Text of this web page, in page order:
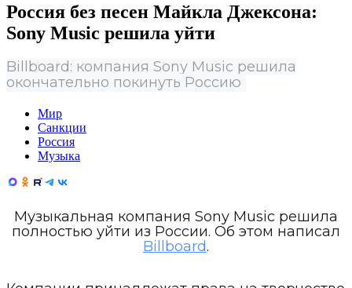
Россия без песен Майкла Джексона:
Sony Music решила уйти
Billboard: компания Sony Music решила
окончательно покинуть Россию
Мир
Санкции
Россия
Музыка
Музыкальная компания Sony Music решила
полностью уйти из России. Об этом написал
Billboard.